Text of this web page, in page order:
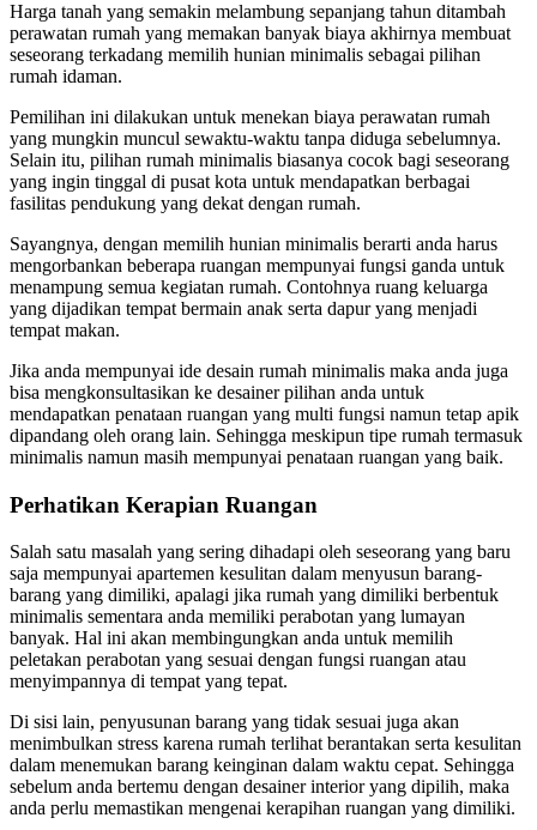
Harga tanah yang semakin melambung sepanjang tahun ditambah
perawatan rumah yang memakan banyak biaya akhirnya membuat
seseorang terkadang memilih hunian minimalis sebagai pilihan
rumah idaman.
Pemilihan ini dilakukan untuk menekan biaya perawatan rumah
yang mungkin muncul sewaktu-waktu tanpa diduga sebelumnya.
Selain itu, pilihan rumah minimalis biasanya cocok bagi seseorang
yang ingin tinggal di pusat kota untuk mendapatkan berbagai
fasilitas pendukung yang dekat dengan rumah.
Sayangnya, dengan memilih hunian minimalis berarti anda harus
mengorbankan beberapa ruangan mempunyai fungsi ganda untuk
menampung semua kegiatan rumah. Contohnya ruang keluarga
yang dijadikan tempat bermain anak serta dapur yang menjadi
tempat makan.
Jika anda mempunyai ide desain rumah minimalis maka anda juga
bisa mengkonsultasikan ke desainer pilihan anda untuk
mendapatkan penataan ruangan yang multi fungsi namun tetap apik
dipandang oleh orang lain. Sehingga meskipun tipe rumah termasuk
minimalis namun masih mempunyai penataan ruangan yang baik.
Perhatikan Kerapian Ruangan
Salah satu masalah yang sering dihadapi oleh seseorang yang baru
saja mempunyai apartemen kesulitan dalam menyusun barang-
barang yang dimiliki, apalagi jika rumah yang dimiliki berbentuk
minimalis sementara anda memiliki perabotan yang lumayan
banyak. Hal ini akan membingungkan anda untuk memilih
peletakan perabotan yang sesuai dengan fungsi ruangan atau
menyimpannya di tempat yang tepat.
Di sisi lain, penyusunan barang yang tidak sesuai juga akan
menimbulkan stress karena rumah terlihat berantakan serta kesulitan
dalam menemukan barang keinginan dalam waktu cepat. Sehingga
sebelum anda bertemu dengan desainer interior yang dipilih, maka
anda perlu memastikan mengenai kerapihan ruangan yang dimiliki.